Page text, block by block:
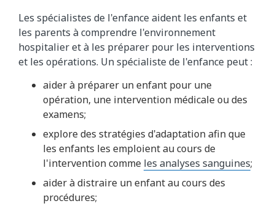
Les spécialistes de l'enfance aident les enfants et
les parents à comprendre l'environnement
hospitalier et à les préparer pour les interventions
et les opérations. Un spécialiste de l'enfance peut :
aider à préparer un enfant pour une
opération, une intervention médicale ou des
examens;
explore des stratégies d'adaptation afin que
les enfants les emploient au cours de
l'intervention comme les analyses sanguines;
aider à distraire un enfant au cours des
procédures;